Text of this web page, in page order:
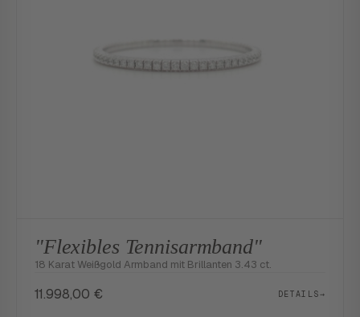
"Flexibles Tennisarmband"
18 Karat Weißgold Armband mit Brillanten 3.43 ct.
11.998,00 € DETAILS→